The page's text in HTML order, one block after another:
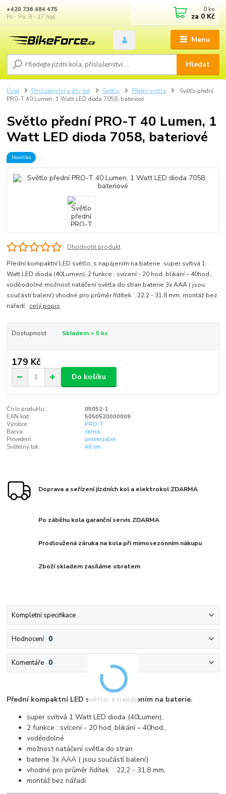
Menu
Hledat
+420 736 484 475
Po - Pá: 9 - 17 hod.
0 ks
za 0 Kč
Úvod Příslušenství a díly kol Světla Přední světla
Světlo přední
PRO-T 40 Lumen, 1 Watt LED dioda 7058, bateriové
Světlo přední PRO-T 40 Lumen, 1
Watt LED dioda 7058, bateriové
Novinka
Ohodnotit produkt
Přední kompaktní LED světlo, s napájením na baterie. super svítivá 1
Watt LED dioda (40Lumen), 2 funkce : svícení - 20 hod, blikání – 40hod.,
voděodolné možnost natáčení světla do stran baterie 3x AAA ( jsou
součástí balení) vhodné pro průměr řídítek : 22,2 - 31,8 mm, montáž bez
nářadí celý popis
Dostupnost Skladem > 5 ks
179 Kč
Do košíku
Číslo produktu:
05052-1
EAN kód:
5050520000009
Výrobce:
PRO-T
Barva:
černá
Provedení:
univerzální
Světelný tok:
40 lm
Doprava a seřízení jízdních kol a elektrokol ZDARMA
Po záběhu kola garanční servis ZDARMA
Prodloužená záruka na kola při mimosezónním nákupu
Zboží skladem zasíláme obratem
Kompletní specifikace
Hodnocení 0
Komentáře 0
Přední kompaktní LED světlo, s napájením na baterie.
super svítivá 1 Watt LED dioda (40Lumen),
2 funkce : svícení - 20 hod, blikání – 40hod.,
voděodolné
možnost natáčení světla do stran
baterie 3x AAA ( jsou součástí balení)
vhodné pro průměr řídítek : 22,2 - 31,8 mm,
montáž bez nářadí